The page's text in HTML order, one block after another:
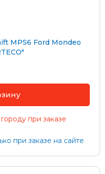
MPS6 Ford Mondeo
при заказе
при заказе на сайте